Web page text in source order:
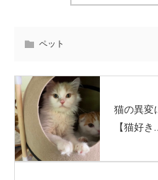
ペット
猫の異変
【猫好き...